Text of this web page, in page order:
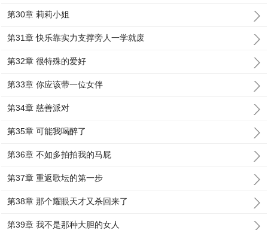
第30章 莉莉小姐
第31章 快乐靠实力支撑旁人一学就废
第32章 很特殊的爱好
第33章 你应该带一位女伴
第34章 慈善派对
第35章 可能我喝醉了
第36章 不如多拍拍我的马屁
第37章 重返歌坛的第一步
第38章 那个耀眼天才又杀回来了
第39章 我不是那种大胆的女人